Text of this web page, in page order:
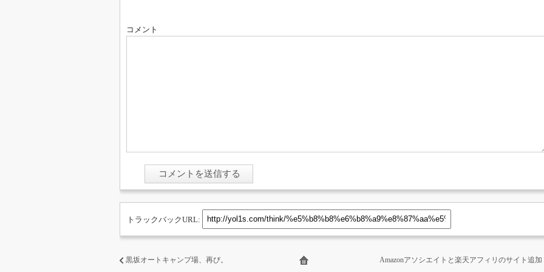
コメント
トラックバックURL:
黒坂オートキャンプ場、再び。 Amazonアソシエイトと楽天アフィリのサイト追加